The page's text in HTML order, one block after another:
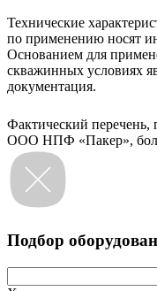
Технические
по применению носят
Основанием для
скважинных условиях
документация.
Фактический перечень,
ООО НПФ «Пакер»,
Подбор